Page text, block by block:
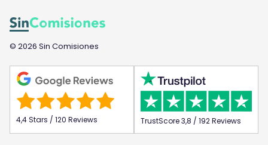
© 2026 Sin Comisiones
4,4 Stars / 120 Reviews TrustScore 3,8 / 192 Reviews